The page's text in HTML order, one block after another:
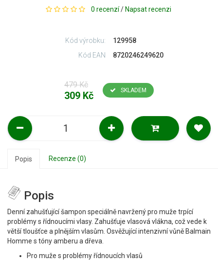
0 recenzí / Napsat recenzi
Kód výrobku:
129958
Kód EAN
8720246249620
479 Kč
309 Kč SKLADEM
Popis Recenze (0)
Popis
Denní zahušťující šampon speciálně navržený pro muže trpící
problémy s řídnoucími vlasy. Zahušťuje vlasová vlákna, což vede k
větší tloušťce a plnějším vlasům. Osvěžující intenzivní vůně Balmain
Homme s tóny amberu a dřeva.
Pro muže s problémy řídnoucích vlasů